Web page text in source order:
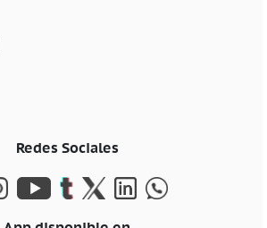
Redes Sociales